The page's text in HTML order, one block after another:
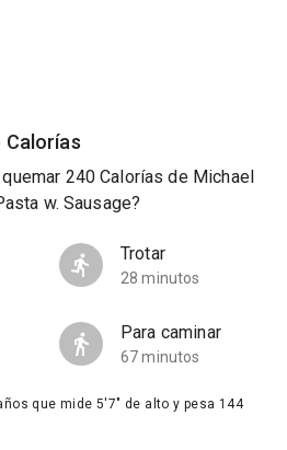
Calorías
240 Calorías de Michael
w. Sausage?
Trotar
28 minutos
Para caminar
67 minutos
que mide 5'7" de alto y pesa 144